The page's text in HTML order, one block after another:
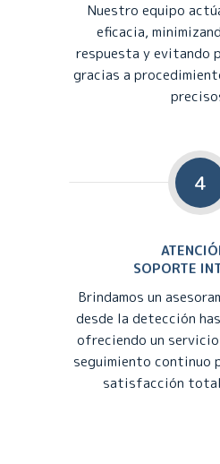
Nuestro equipo
eficacia,
respuesta y evitando
gracias a
4
SOPORTE
Brindamos un
desde la detección
ofreciendo un
seguimiento continuo
satisfacción